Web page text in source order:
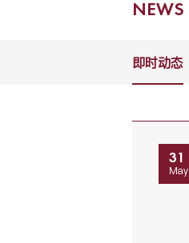
NEWS
即时动态
31
May